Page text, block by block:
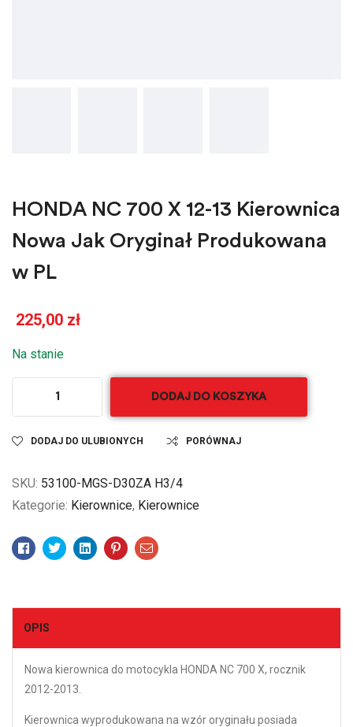
HONDA NC 700 X 12-13 Kierownica
Nowa Jak Oryginał Produkowana
w PL
225,00 zł
Na stanie
DODAJ DO KOSZYKA
DODAJ DO ULUBIONYCH PORÓWNAJ
SKU: 53100-MGS-D30ZA H3/4
Kategorie: Kierownice, Kierownice
Facebook
TwitterLinkedinPinterestEmail
OPIS
Nowa kierownica do motocykla HONDA NC 700 X, rocznik
2012-2013.
Kierownica wyprodukowana na wzór oryginału posiada